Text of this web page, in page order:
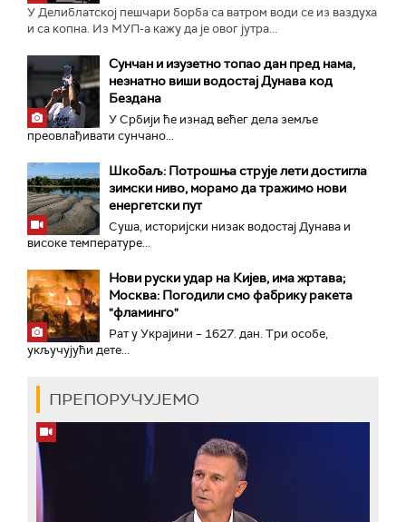
У Делиблатској пешчари борба са ватром води се из ваздуха
и са копна. Из МУП-а кажу да је овог јутра...
Сунчан и изузетно топао дан пред нама,
незнатно виши водостај Дунава код
Бездана
У Србији ће изнад већег дела земље
преовлађивати сунчано...
Шкобаљ: Потрошња струје лети достигла
зимски ниво, морамо да тражимо нови
енергетски пут
Суша, историјски низак водостај Дунава и
високе температуре...
Нови руски удар на Кијев, има жртава;
Москва: Погодили смо фабрику ракета
"фламинго"
Рат у Украјини – 1627. дан. Три особе,
укључујући дете...
ПРЕПОРУЧУЈЕМО